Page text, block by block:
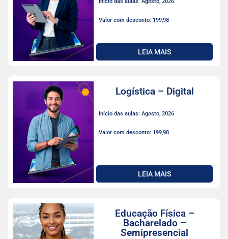
Valor com desconto: 199,98
LEIA MAIS
Logística – Digital
Início das aulas: Agosto, 2026
Valor com desconto: 199,98
LEIA MAIS
Educação Física –
Bacharelado –
Semipresencial